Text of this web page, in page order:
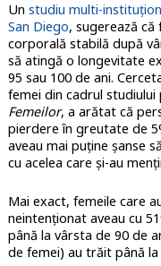
Un studiu multi-
San Diego, sugerează
corporală stabilă după
să atingă o longevitate
95 sau 100 de ani.
femei din cadrul
Femeilor, a arătat că
pierdere în greutate de
aveau mai puține șanse
cu acelea care și-au
Mai exact, femeile care
neintenționat aveau cu
până la vârsta de 90 de
de femei) au trăit până